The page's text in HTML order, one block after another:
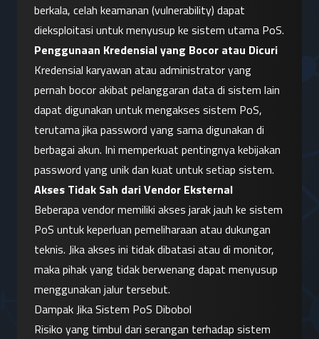
berkala, celah keamanan (vulnerability) dapat
dieksploitasi untuk menyusup ke sistem utama PoS.
Penggunaan Kredensial yang Bocor atau Dicuri
Kredensial karyawan atau administrator yang
pernah bocor akibat pelanggaran data di sistem lain
dapat digunakan untuk mengakses sistem PoS,
terutama jika password yang sama digunakan di
berbagai akun. Ini memperkuat pentingnya kebijakan
password yang unik dan kuat untuk setiap sistem.
Akses Tidak Sah dari Vendor Eksternal
Beberapa vendor memiliki akses jarak jauh ke sistem
PoS untuk keperluan pemeliharaan atau dukungan
teknis. Jika akses ini tidak dibatasi atau di monitor,
maka pihak yang tidak berwenang dapat menyusup
menggunakan jalur tersebut.
Dampak Jika Sistem PoS Dibobol
Risiko yang timbul dari serangan terhadap sistem